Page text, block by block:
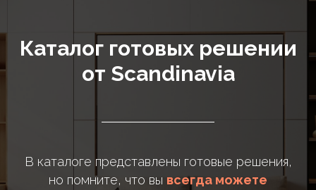
Каталог готовых решении
от Scandinavia
В каталоге представлены готовые решения,
но помните, что вы всегда можете